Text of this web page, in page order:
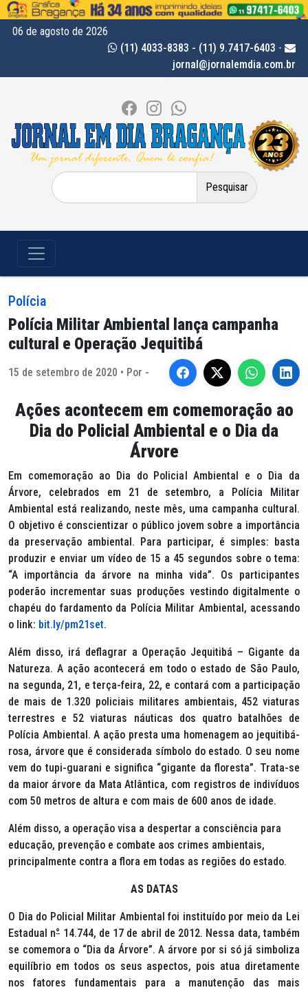
06 de agosto de 2026
(11) 4033-8383 - (11) 9.7417-6403 -
jornal@jornalemdia.com.br
Pesquisar
por:
Polícia
Polícia Militar Ambiental lança campanha
cultural e Operação Jequitibá
15 de setembro de 2020 • Por -
Ações acontecem em comemoração ao
Dia do Policial Ambiental e o Dia da
Árvore
Em comemoração ao Dia do Policial Ambiental e o Dia da
Árvore, celebrados em 21 de setembro, a Polícia Militar
Ambiental está realizando, neste mês, uma campanha cultural.
O objetivo é conscientizar o público jovem sobre a importância
da preservação ambiental. Para participar, é simples: basta
produzir e enviar um vídeo de 15 a 45 segundos sobre o tema:
“A importância da árvore na minha vida”. Os participantes
poderão incrementar suas produções vestindo digitalmente o
chapéu do fardamento da Polícia Militar Ambiental, acessando
o link: bit.ly/pm21set.
Além disso, irá deflagrar a Operação Jequitibá – Gigante da
Natureza. A ação acontecerá em todo o estado de São Paulo,
na segunda, 21, e terça-feira, 22, e contará com a participação
de mais de 1.320 policiais militares ambientais, 452 viaturas
terrestres e 52 viaturas náuticas dos quatro batalhões de
Polícia Ambiental. A ação presta uma homenagem ao jequitibá-
rosa, árvore que é considerada símbolo do estado. O seu nome
vem do tupi-guarani e significa “gigante da floresta”. Trata-se
da maior árvore da Mata Atlântica, com registros de indivíduos
com 50 metros de altura e com mais de 600 anos de idade.
Além disso, a operação visa a despertar a consciência para
educação, prevenção e combate aos crimes ambientais,
principalmente contra a flora em todas as regiões do estado.
AS DATAS
O Dia do Policial Militar Ambiental foi instituído por meio da Lei
Estadual n°14.744, de 17 de abril de 2012. Nessa data, também
se comemora o “Dia da Árvore”. A árvore por si só já simboliza
equilíbrio em todos os seus aspectos, pois atua diretamente
nos fatores fundamentais para a manutenção das mais